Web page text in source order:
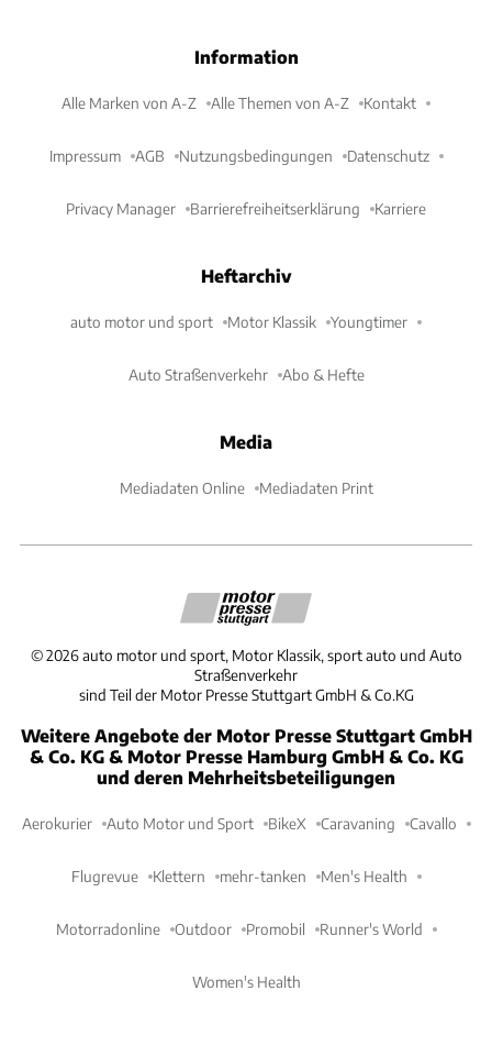
Information
Alle Marken von A-Z Alle Themen von A-Z Kontakt
Impressum AGB Nutzungsbedingungen Datenschutz
Privacy Manager Barrierefreiheitserklärung Karriere
Heftarchiv
auto motor und sport Motor Klassik Youngtimer
Auto Straßenverkehr Abo & Hefte
Media
Mediadaten Online Mediadaten Print
©2026 auto motor und sport, Motor Klassik, sport auto und Auto
Straßenverkehr
sind Teil der Motor Presse Stuttgart GmbH & Co.KG
Weitere Angebote der Motor Presse Stuttgart GmbH
& Co. KG & Motor Presse Hamburg GmbH & Co. KG
und deren Mehrheitsbeteiligungen
Aerokurier Auto Motor und Sport BikeX Caravaning Cavallo
Flugrevue Klettern mehr-tanken Men's Health
Motorradonline Outdoor Promobil Runner's World
Women's Health